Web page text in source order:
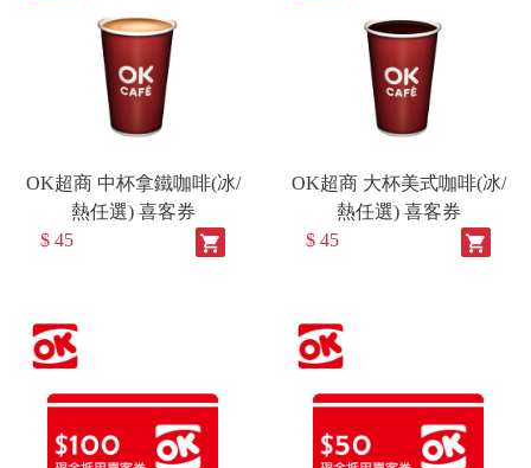
OK超商 中杯拿鐵咖啡(冰/
熱任選) 喜客券
$ 45
shopping_cart
OK超商 大杯美式咖啡(冰/
熱任選) 喜客券
$ 45
shopping_cart